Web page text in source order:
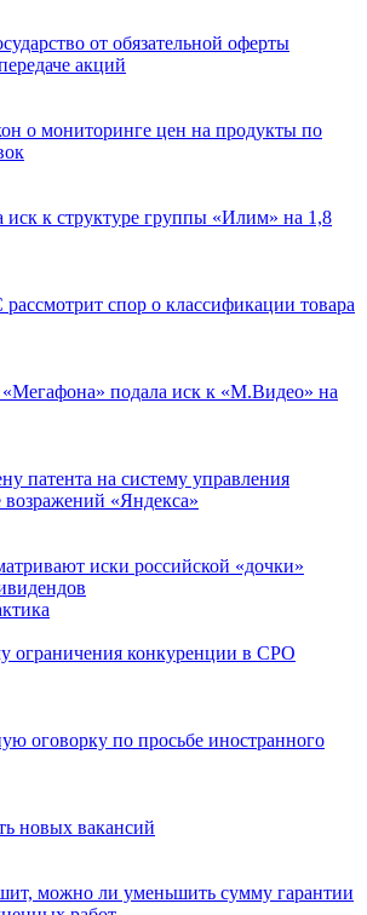
от обязательной оферты
акций
о мониторинге цен на продукты по
иск к структуре группы «Илим» на 1,8
спор о классификации товара
подала иск к «М.Видео» на
патента на систему управления
возражений «Яндекса»
иски российской «дочки»
ограничения конкуренции в СРО
оговорку по просьбе иностранного
новых вакансий
можно ли уменьшить сумму гарантии